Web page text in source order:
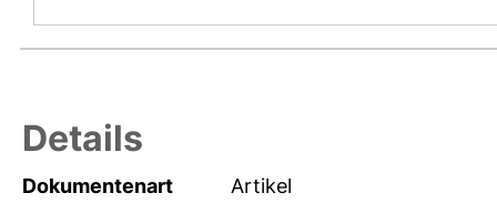
Details
Dokumentenart
Artikel